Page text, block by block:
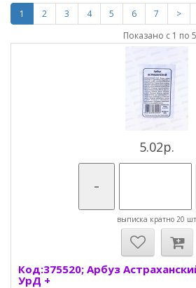
1 2 3 4 5 6 7 >
Показано с 1 по
5.02р.
-
выписка кратно 20 шт
Код:375520; Арбуз
УрД +